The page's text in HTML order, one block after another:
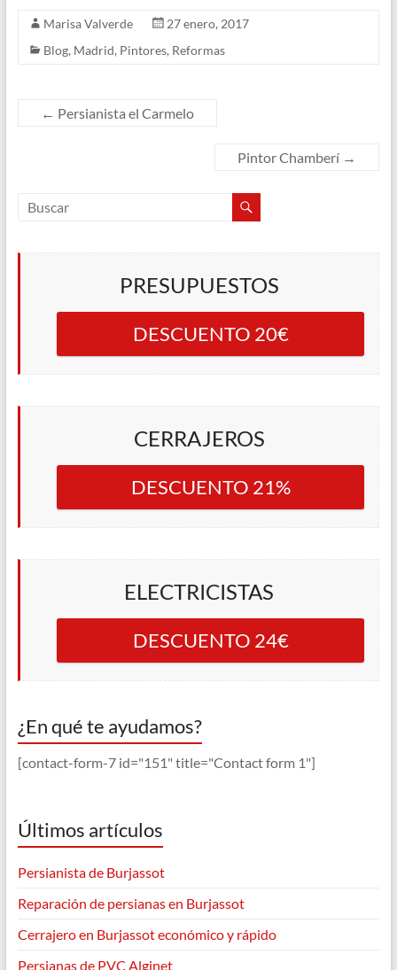
Marisa Valverde
27 enero, 2017
Blog, Madrid, Pintores, Reformas
← Persianista el Carmelo
Pintor Chamberí →
PRESUPUESTOS
DESCUENTO 20€
CERRAJEROS
DESCUENTO 21%
ELECTRICISTAS
DESCUENTO 24€
¿En qué te ayudamos?
[contact-form-7 id="151" title="Contact form 1"]
Últimos artículos
Persianista de Burjassot
Reparación de persianas en Burjassot
Cerrajero en Burjassot económico y rápido
Persianas de PVC Alginet